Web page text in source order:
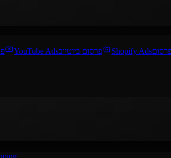
YouTube Adsפרסום ביוטיוב Shopify Ads